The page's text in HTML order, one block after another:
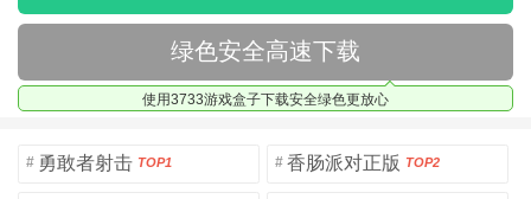
绿色安全高速下载
使用3733游戏盒子下载安全绿色更放心
# 勇敢者射击 TOP1 # 香肠派对正版 TOP2